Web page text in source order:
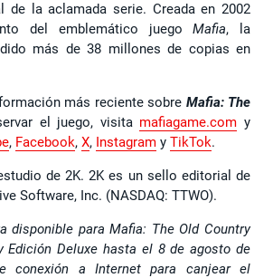
de la aclamada serie. Creada en 2002
del emblemático juegoMafia, la
más de 38 millones de copias en
más reciente sobre Mafia: The
el juego, visita mafiagame.com y
, Facebook, X, Instagram y TikTok.
de 2K. 2K es un sello editorial de
Software, Inc. (NASDAQ: TTWO).
disponible para Mafia: The Old Country
Edición Deluxe hasta el 8 de agosto de
conexión a Internet para canjear el